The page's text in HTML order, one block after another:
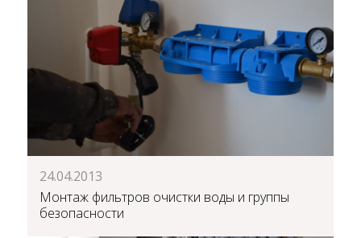
24.04.2013
Монтаж фильтров очистки воды и группы
безопасности